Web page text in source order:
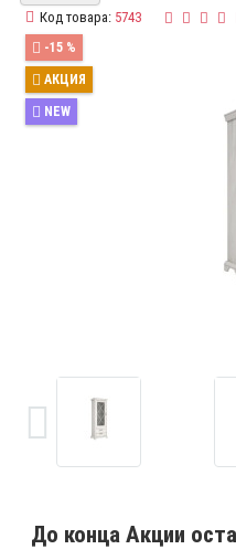
Код товара: 5743
-15 %
АКЦИЯ
NEW
До конца Акции